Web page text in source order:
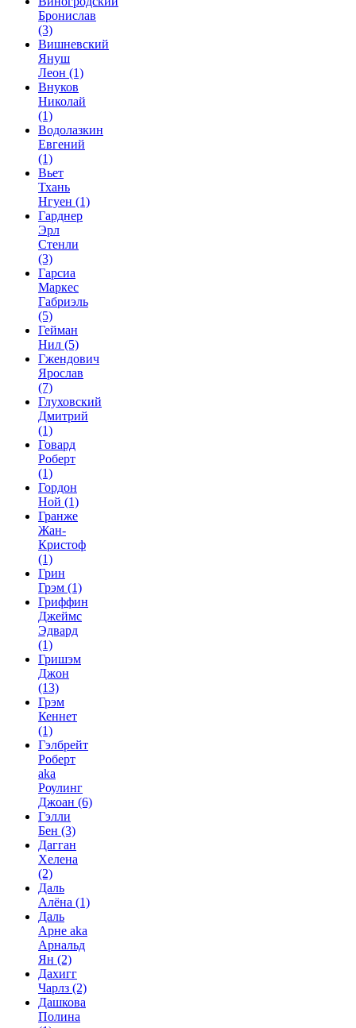
Бронислав
(3)
Вишневский
Януш
Леон (1)
Внуков
Николай
(1)
Водолазкин
Евгений
(1)
Вьет
Тхань
Нгуен (1)
Гарднер
Эрл
Стенли
(3)
Гарсиа
Маркес
Габриэль
(5)
Гейман
Нил (5)
Гжендович
Ярослав
(7)
Глуховский
Дмитрий
(1)
Говард
Роберт
(1)
Гордон
Ной (1)
Гранже
Жан-
Кристоф
(1)
Грин
Грэм (1)
Гриффин
Джеймс
Эдвард
(1)
Гришэм
Джон
(13)
Грэм
Кеннет
(1)
Гэлбрейт
Роберт
aka
Роулинг
Джоан (6)
Гэлли
Бен (3)
Дагган
Хелена
(2)
Даль
Алёна (1)
Даль
Арне aka
Арнальд
Ян (2)
Дахигг
Чарлз (2)
Дашкова
Полина